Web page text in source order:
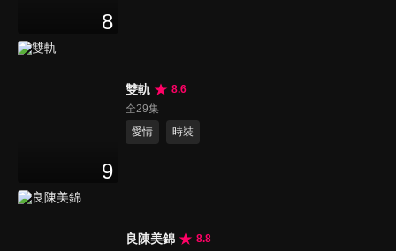
8
9
雙軌
8.6
全29集
愛情
時裝
良陳美錦
8.8